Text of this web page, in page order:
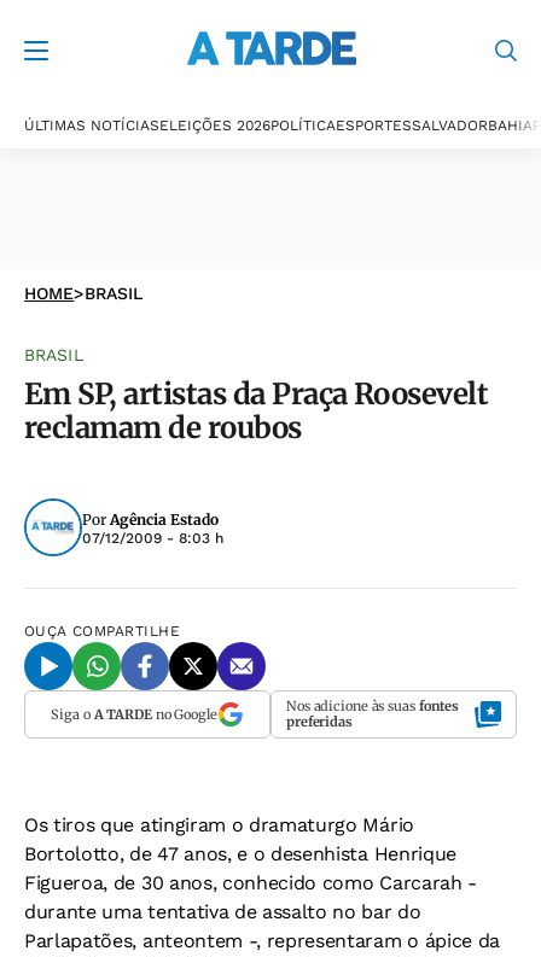
ÚLTIMAS NOTÍCIASELEIÇÕES 2026POLÍTICAESPORTESSALVADORBAHIA
HOME>BRASIL
BRASIL
Em SP, artistas da Praça Roosevelt
reclamam de roubos
PorAgência Estado
07/12/2009 - 8:03 h
OUÇA COMPARTILHE
Siga o A TARDEno Google Nos adicione às suas fontes
preferidas
Os tiros que atingiram o dramaturgo Mário
Bortolotto, de 47 anos, e o desenhista Henrique
Figueroa, de 30 anos, conhecido como Carcarah -
durante uma tentativa de assalto no bar do
Parlapatões, anteontem -, representaram o ápice da